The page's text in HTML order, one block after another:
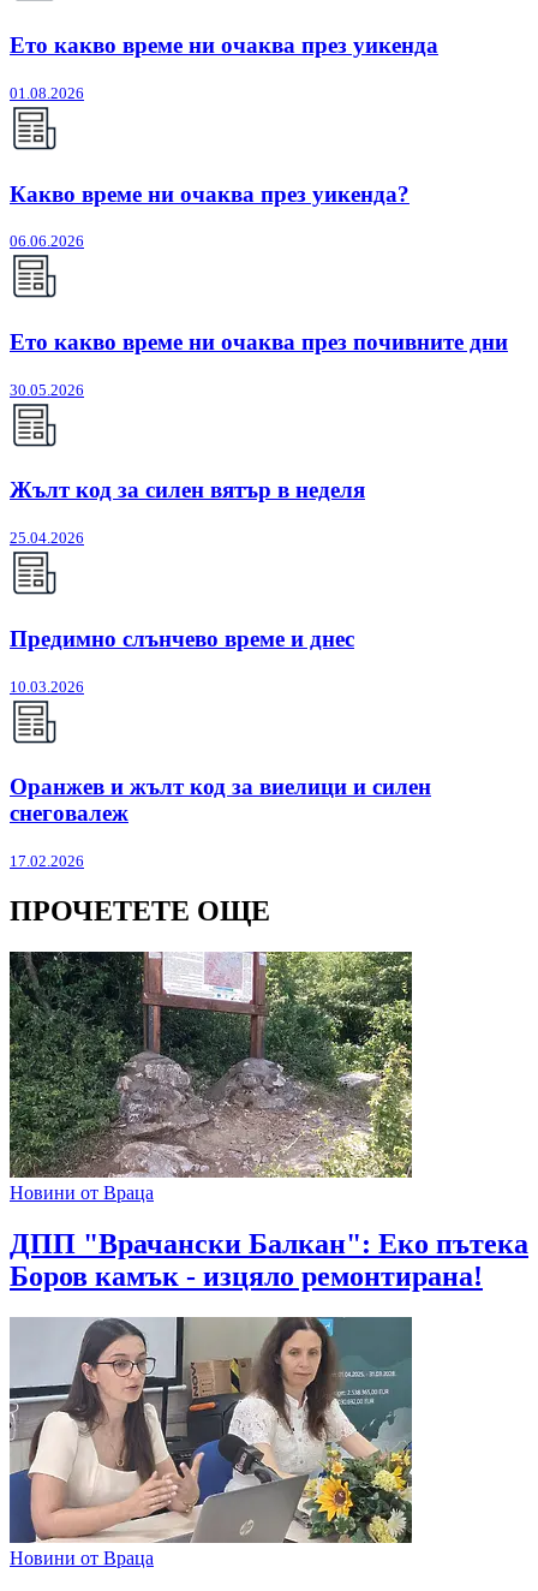
Ето какво време ни очаква през уикенда
01.08.2026
Какво време ни очаква през уикенда?
06.06.2026
Ето какво време ни очаква през почивните дни
30.05.2026
Жълт код за силен вятър в неделя
25.04.2026
Предимно слънчево време и днес
10.03.2026
Оранжев и жълт код за виелици и силен
снеговалеж
17.02.2026
ПРОЧЕТЕТЕ ОЩЕ
Новини от Враца
ДПП "Врачански Балкан": Еко пътека
Боров камък - изцяло ремонтирана!
Новини от Враца